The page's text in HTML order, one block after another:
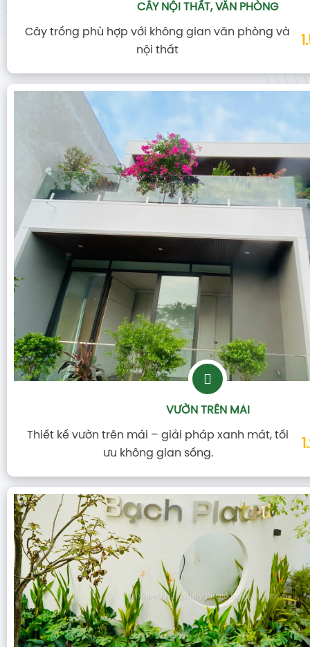
CÂY NỘI THẤT, VĂN PHÒNG
Cây trồng phù hợp với không gian văn phòng và
nội thất
VƯỜN TRÊN MÁI
Thiết kế vườn trên mái – giải pháp xanh mát, tối
ưu không gian sống.